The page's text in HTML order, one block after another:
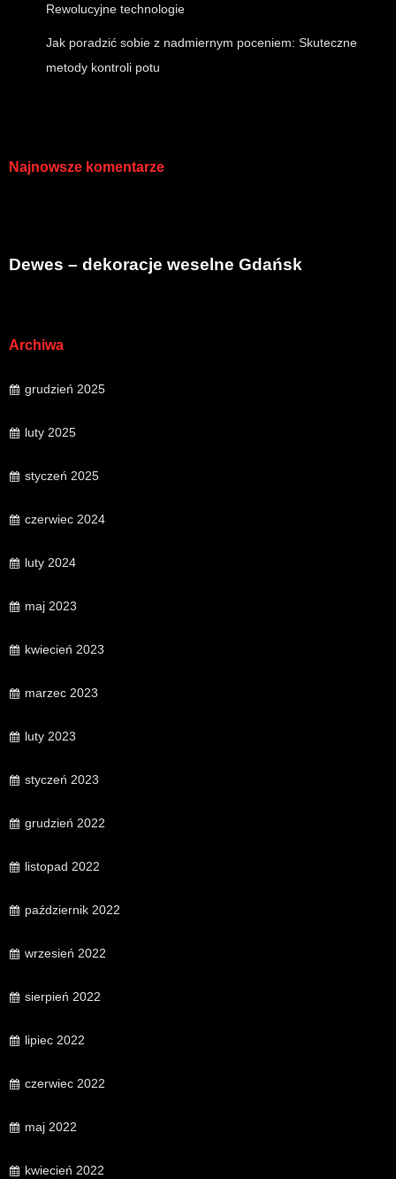
Rewolucyjne technologie
Jak poradzić sobie z nadmiernym poceniem: Skuteczne
metody kontroli potu
Najnowsze komentarze
Dewes – dekoracje weselne Gdańsk
Archiwa
grudzień 2025
luty 2025
styczeń 2025
czerwiec 2024
luty 2024
maj 2023
kwiecień 2023
marzec 2023
luty 2023
styczeń 2023
grudzień 2022
listopad 2022
październik 2022
wrzesień 2022
sierpień 2022
lipiec 2022
czerwiec 2022
maj 2022
kwiecień 2022